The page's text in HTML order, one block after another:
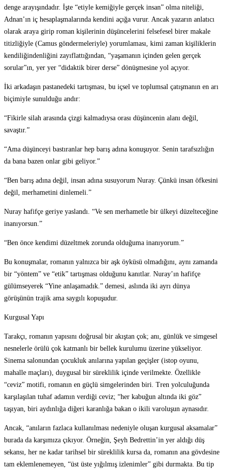
denge arayışındadır. İşte “etiyle kemiğiyle gerçek insan” olma niteliği,
Adnan’ın iç hesaplaşmalarında kendini açığa vurur. Ancak yazarın anlatıcı
olarak araya girip roman kişilerinin düşüncelerini felsefesel birer makale
titizliğiyle (Camus göndermeleriyle) yorumlaması, kimi zaman kişiliklerin
kendiliğindenliğini zayıflattığından, “yaşamanın içinden gelen gerçek
sorular”ın, yer yer “didaktik birer derse” dönüşmesine yol açıyor.
İki arkadaşın pastanedeki tartışması, bu içsel ve toplumsal çatışmanın en arı
biçimiyle sunulduğu andır:
“Fikirle silah arasında çizgi kalmadıysa orası düşüncenin alanı değil,
savaştır.”
“Ama düşünceyi bastıranlar hep barış adına konuşuyor. Senin tarafsızlığın
da bana bazen onlar gibi geliyor.”
“Ben barış adına değil, insan adına susuyorum Nuray. Çünkü insan öfkesini
değil, merhametini dinlemeli.”
Nuray hafifçe geriye yaslandı. “Ve sen merhametle bir ülkeyi düzelteceğine
inanıyorsun.”
“Ben önce kendimi düzeltmek zorunda olduğuma inanıyorum.”
Bu konuşmalar, romanın yalnızca bir aşk öyküsü olmadığını, aynı zamanda
bir “yöntem” ve “etik” tartışması olduğunu kanıtlar. Nuray’ın hafifçe
gülümseyerek “Yine anlaşamadık.” demesi, aslında iki ayrı dünya
görüşünün trajik ama saygılı kopuşudur.
Kurgusal Yapı
Tarakçı, romanın yapısını doğrusal bir akıştan çok; anı, günlük ve simgesel
nesnelerle örülü çok katmanlı bir bellek kurulumu üzerine yükseliyor.
Sinema salonundan çocukluk anılarına yapılan geçişler (istop oyunu,
mahalle maçları), duygusal bir süreklilik içinde verilmekte. Özellikle
“ceviz” motifi, romanın en güçlü simgelerinden biri. Tren yolculuğunda
karşılaşılan tuhaf adamın verdiği ceviz; “her kabuğun altında iki göz”
taşıyan, biri aydınlığa diğeri karanlığa bakan o ikili varoluşun aynasıdır.
Ancak, “anıların fazlaca kullanılması nedeniyle oluşan kurgusal aksamalar”
burada da karşımıza çıkıyor. Örneğin, Şeyh Bedrettin’in yer aldığı düş
sekansı, her ne kadar tarihsel bir süreklilik kursa da, romanın ana gövdesine
tam eklemlenemeyen, “üst üste yığılmış izlenimler” gibi durmakta. Bu tip